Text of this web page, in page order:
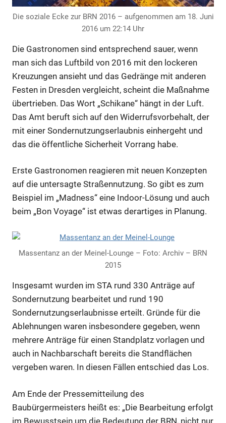
Anzeige
Anzeige
Anzeige
Die soziale Ecke zur BRN 2016 – aufgenommen am 18. Juni
2016 um 22:14 Uhr
Die Gastronomen sind entsprechend sauer, wenn
man sich das Luftbild von 2016 mit den lockeren
Kreuzungen ansieht und das Gedränge mit anderen
Festen in Dresden vergleicht, scheint die Maßnahme
übertrieben. Das Wort „Schikane“ hängt in der Luft.
Das Amt beruft sich auf den Widerrufsvorbehalt, der
mit einer Sondernutzungserlaubnis einhergeht und
das die öffentliche Sicherheit Vorrang habe.
Erste Gastronomen reagieren mit neuen Konzepten
auf die untersagte Straßennutzung. So gibt es zum
Beispiel im „Madness“ eine Indoor-Lösung und auch
beim „Bon Voyage“ ist etwas derartiges in Planung.
Massentanz an der Meinel-Lounge – Foto: Archiv – BRN
2015
Insgesamt wurden im STA rund 330 Anträge auf
Sondernutzung bearbeitet und rund 190
Sondernutzungserlaubnisse erteilt. Gründe für die
Ablehnungen waren insbesondere gegeben, wenn
mehrere Anträge für einen Standplatz vorlagen und
auch in Nachbarschaft bereits die Standflächen
vergeben waren. In diesen Fällen entschied das Los.
Am Ende der Pressemitteilung des
Baubürgermeisters heißt es: „Die Bearbeitung erfolgt
im Bewusstsein um die Bedeutung der BRN, nicht nur